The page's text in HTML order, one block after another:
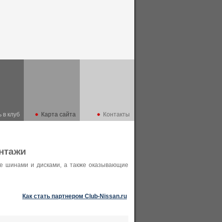
в клуб Карта сайта Контакты
шинами и дисками, а также оказывающие
Как стать партнером Club-Nissan.ru